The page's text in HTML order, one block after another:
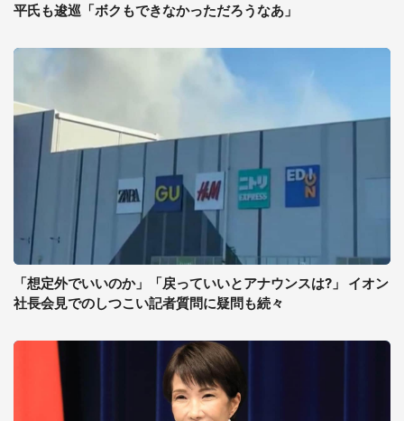
平氏も逡巡「ボクもできなかっただろうなあ」
「想定外でいいのか」「戻っていいとアナウンスは?」 イオン
社長会見でのしつこい記者質問に疑問も続々